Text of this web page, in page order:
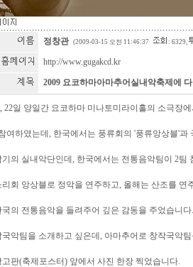
정창관 (2009-03-15 오전 11:46:37 : 6329,
http://www.gugakcd.kr
2009 요코하마아마추어실내악축제에
22일 양일간 요코하마 미나토미라이홀의 소극장
여하였는데, 한국에서는 풍류회의 '풍류앙상블'
의 실내악단인데, 한국에서는 전통음악팀이 2
회 앙상블로 정악을 연주하고, 올해는 산조를 연
의 전통음악을 들려주어 깊은 감동을 주었습니
악팀을 소개하고 싶은데, 아마추어로 창작국악
판(축제포스터) 앞에서 사진 한장 찍었습니다.